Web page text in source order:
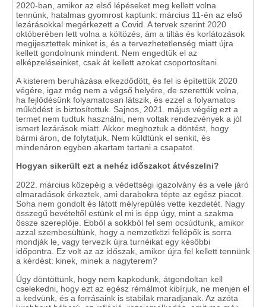
2020-ban, amikor az első lépéseket meg kellett volna
tennünk, hatalmas gyomrost kaptunk: március 11-én az első
lezárásokkal megérkezett a Covid. A tervek szerint 2020
októberében lett volna a költözés, ám a tiltás és korlátozások
megijesztettek minket is, és a tervezhetetlenség miatt újra
kellett gondolnunk mindent. Nem engedtük el az
elképzeléseinket, csak át kellett azokat csoportosítani.
A kisterem beruházása elkezdődött, és fel is építettük 2020
végére, igaz még nem a végső helyére, de szerettük volna,
ha fejlődésünk folyamatosan látszik, és ezzel a folyamatos
működést is biztosítottuk. Sajnos, 2021. május végéig ezt a
termet nem tudtuk használni, nem voltak rendezvények a jól
ismert lezárások miatt. Akkor meghoztuk a döntést, hogy
bármi áron, de folytatjuk. Nem küldtünk el senkit, és
mindenáron egyben akartam tartani a csapatot.
Hogyan sikerült ezt a nehéz időszakot átvészelni?
2022. március közepéig a védettségi igazolvány és a vele járó
elmaradások érkeztek, ami darabokra tépte az egész piacot.
Soha nem gondolt és látott mélyrepülés vette kezdetét. Nagy
összegű bevételtől estünk el mi is épp úgy, mint a szakma
össze szereplője. Ebből a sokkból fel sem ocsúdtunk, amikor
azzal szembesültünk, hogy a nemzetközi fellépők is sorra
mondják le, vagy tervezik újra turnéikat egy későbbi
időpontra. Ez volt az az időszak, amikor újra fel kellett tennünk
a kérdést: kinek, minek a nagyterem?
Úgy döntöttünk, hogy nem kapkodunk, átgondoltan kell
cselekedni, hogy ezt az egész rémálmot kibírjuk, ne menjen el
a kedvünk, és a forrásaink is stabilak maradjanak. Az azóta